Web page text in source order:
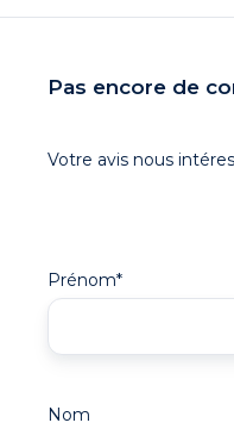
Pas encore de
Votre avis nous
Prénom*
Nom